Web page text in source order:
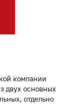
компании
двух основных
отдельно